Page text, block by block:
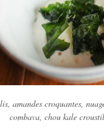
amandes croquantes,
combava, chou kale